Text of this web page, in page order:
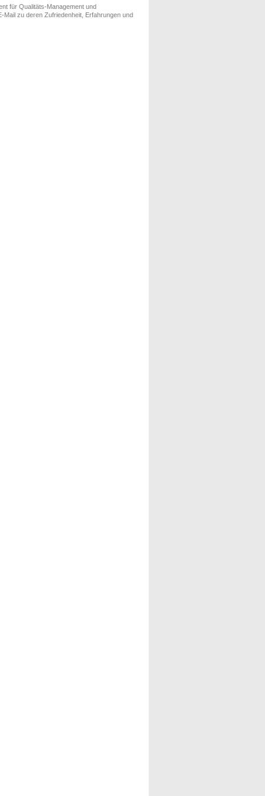
für Qualitäts-Management und
zu deren Zufriedenheit, Erfahrungen und